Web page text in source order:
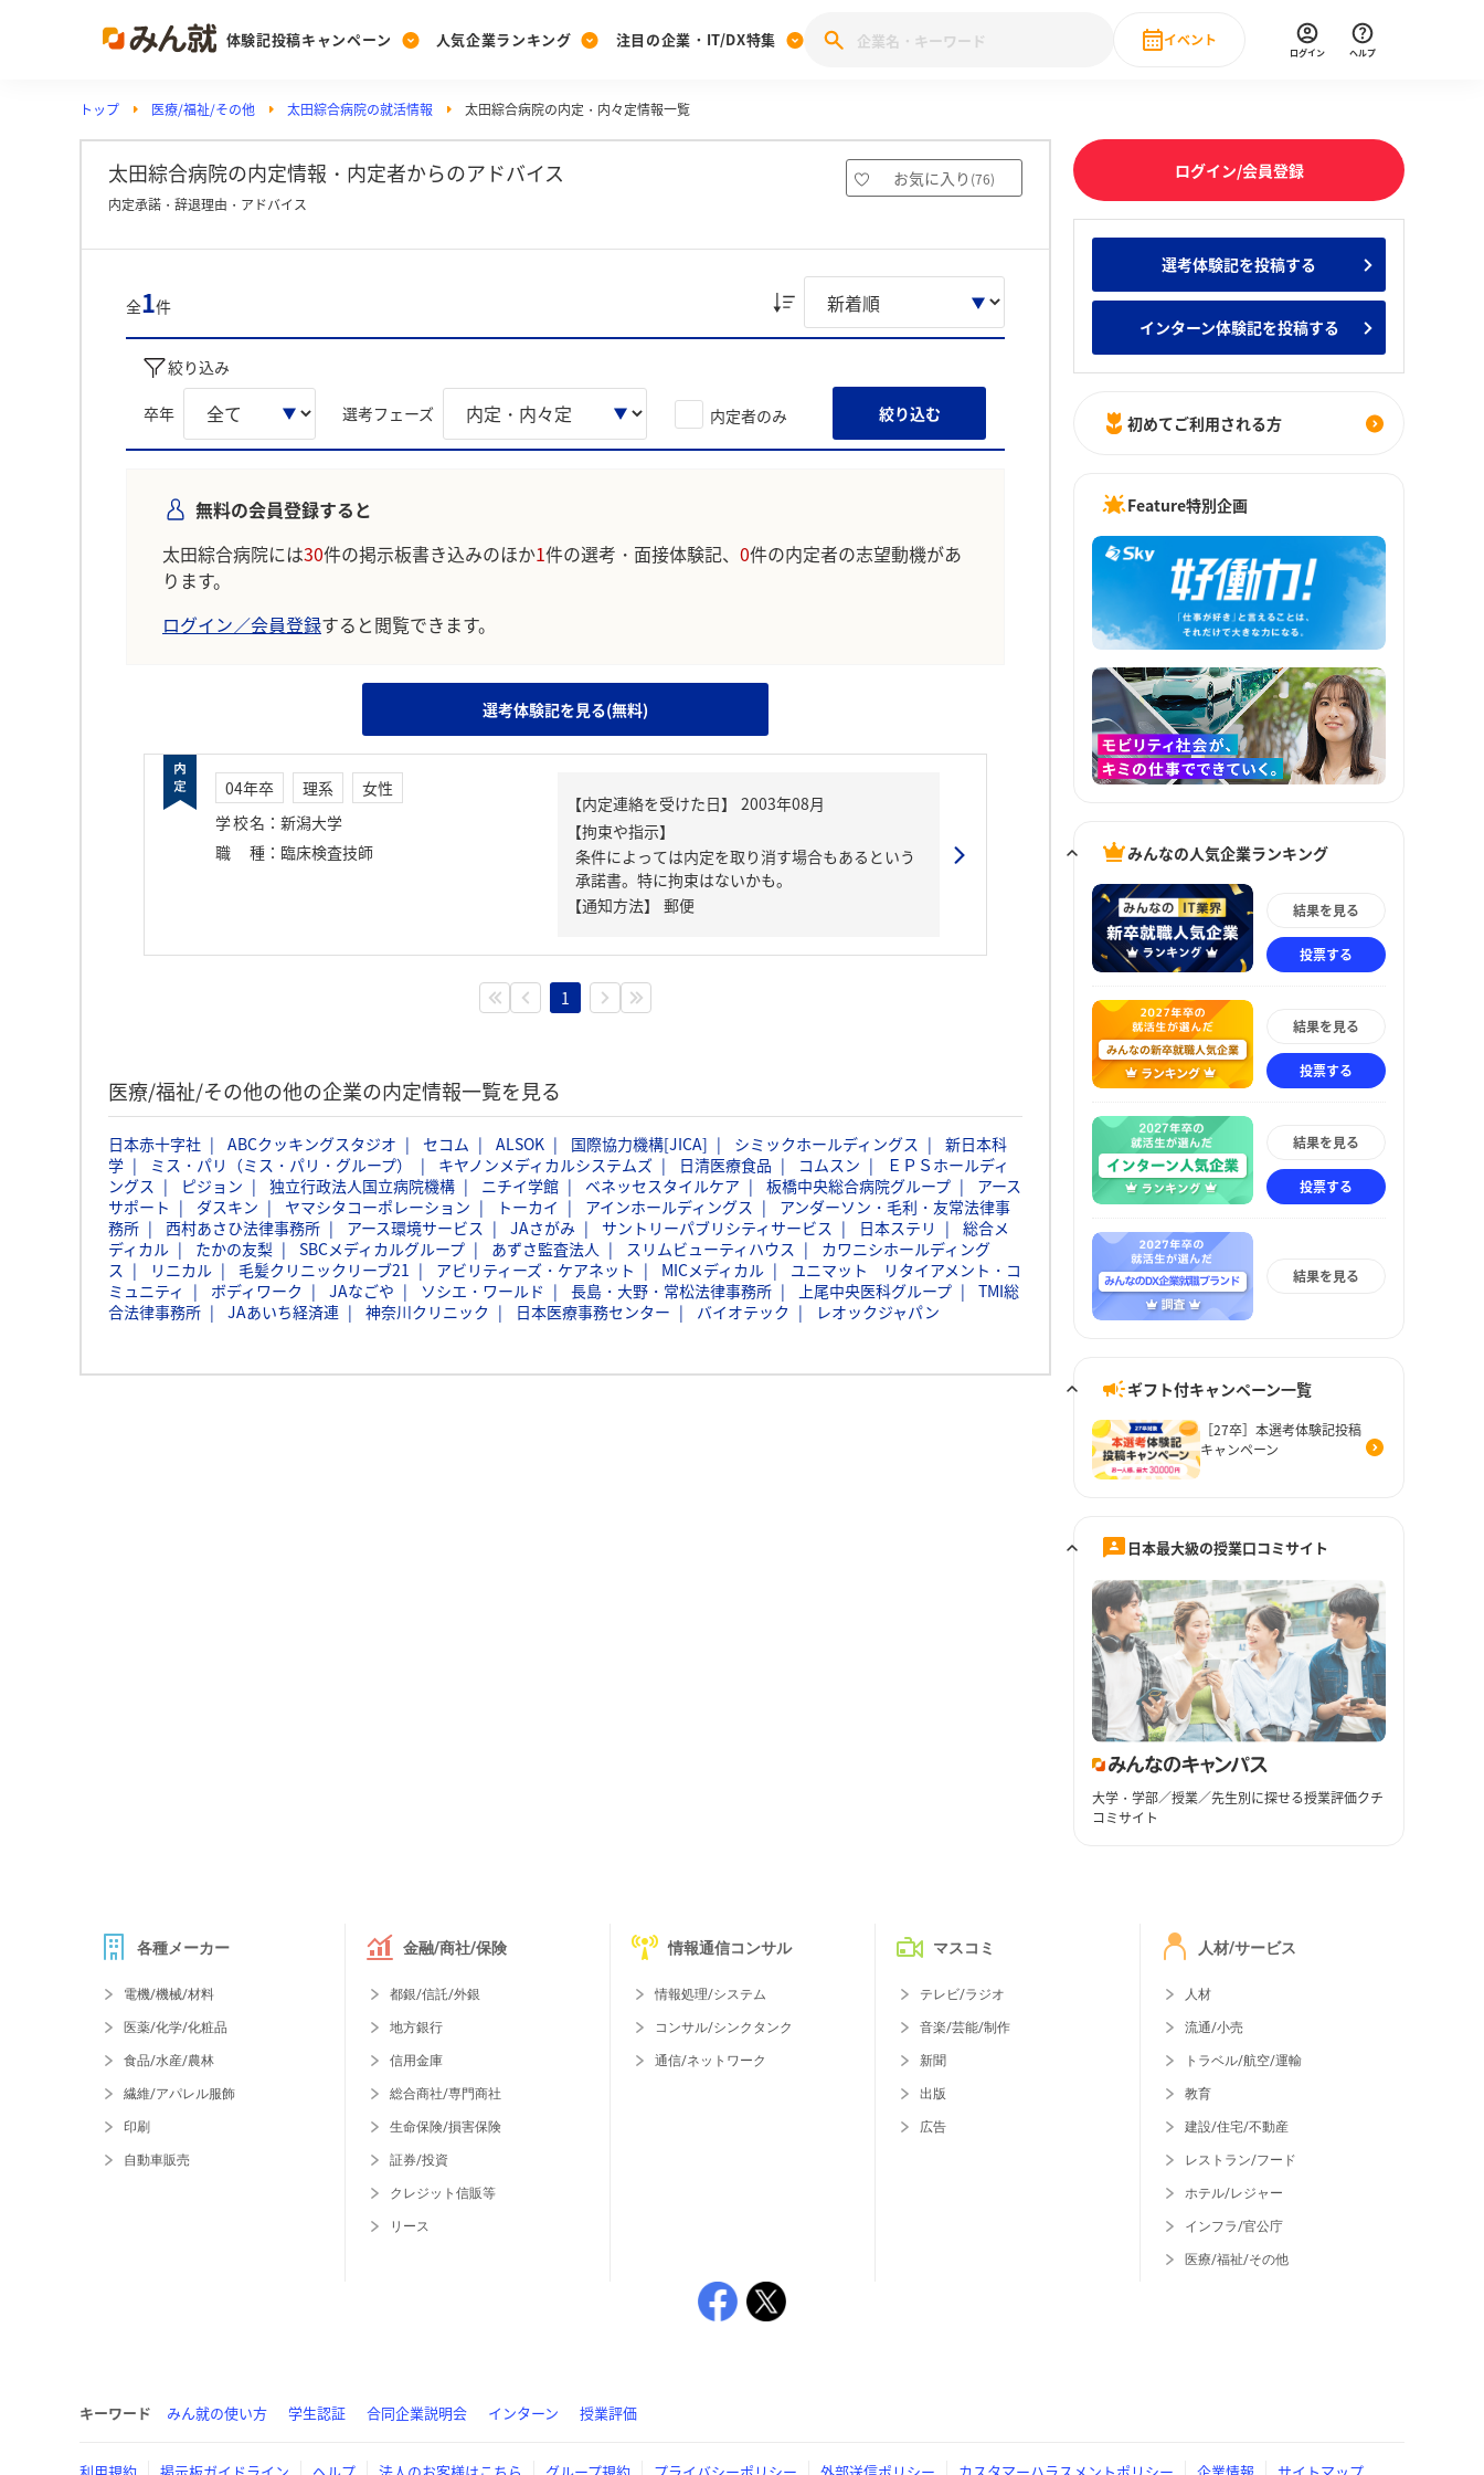
体験記投稿キャンペーン
Post
投稿する
[27卒] 本選考体験記投稿キャンペーン
人気企業ランキング
Ranking
ランキングを見る
Vote みんなの新卒就職人気企業ランキング みんなのインターン人気企業ランキ
注目の企業・IT/DX特集
PickUp
注目の企業特集
28卒 IT・DX現場社員インタビュー
イベント
直近のイベント一覧
ログイン ヘルプ
トップ 医療/福祉/その他 太田綜合病院の就活情報 太田綜合病院の内定・内々定情報一覧
太田綜合病院の内定情報・内定者からのアドバイス お気に入り (76)
内定承諾・辞退理由・アドバイス
全1件
絞り込み
卒年 選考フェーズ 内定者のみ 絞り込む
無料の会員登録すると
太田綜合病院には30件の掲示板書き込みのほか1件の選考・面接体験記、 0件の内定者の志望動機があ
ります。
ログイン／会員登録すると閲覧できます。
選考体験記を見る(無料)
04年卒 理系
女性
学校名 ： 新潟大学
職種 ： 臨床検査技師
【内定連絡を受けた日】
2003年08月
【拘束や指示】
条件によっては内定を取り消す場合もあるという
承諾書。特に拘束はないかも。
【通知方法】
郵便
1
医療/福祉/その他の他の企業の内定情報一覧を見る
日本赤十字社 ABCクッキングスタジオ セコム ALSOK 国際協力機構[JICA] シミックホールディングス
新日本科
学
ミス・パリ（ミス・パリ・グループ） キヤノンメディカルシステムズ 日清医療食品 コムスン
ＥＰＳホールディ
ングス
ピジョン 独立行政法人国立病院機構 ニチイ学館 ベネッセスタイルケア 板橋中央総合病院グループ
アース
サポート
ダスキン ヤマシタコーポレーション トーカイ アインホールディングス
アンダーソン・毛利・友常法律事
務所
西村あさひ法律事務所 アース環境サービス JAさがみ サントリーパブリシティサービス 日本ステリ
総合メ
ディカル
たかの友梨 SBCメディカルグループ あずさ監査法人 スリムビューティハウス
カワニシホールディング
ス
リニカル 毛髪クリニックリーブ21 アビリティーズ・ケアネット MICメディカル
ユニマット リタイアメント・コ
ミュニティ
ボディワーク JAなごや ソシエ・ワールド 長島・大野・常松法律事務所 上尾中央医科グループ
TMI総
合法律事務所
JAあいち経済連 神奈川クリニック 日本医療事務センター バイオテック レオックジャパン
ログイン/会員登録
選考体験記を投稿する
インターン体験記を投稿する
初めてご利用される方
Feature特別企画
みんなの人気企業ランキング
結果を見る
投票する
結果を見る
投票する
結果を見る
投票する
結果を見る
ギフト付キャンペーン一覧
［27卒］本選考体験記投稿
キャンペーン
日本最大級の授業口コミサイト
大学・学部／授業／先生別に探せる授業評価クチ
コミサイト
各種メーカー
電機/機械/材料
医薬/化学/化粧品
食品/水産/農林
繊維/アパレル服飾
印刷
自動車販売
金融/商社/保険
都銀/信託/外銀
地方銀行
信用金庫
総合商社/専門商社
生命保険/損害保険
証券/投資
クレジット信販等
リース
情報通信コンサル
情報処理/システム
コンサル/シンクタンク
通信/ネットワーク
マスコミ
テレビ/ラジオ
音楽/芸能/制作
新聞
出版
広告
人材/サービス
人材
流通/小売
トラベル/航空/運輸
教育
建設/住宅/不動産
レストラン/フード
ホテル/レジャー
インフラ/官公庁
医療/福祉/その他
キーワード みん就の使い方 学生認証 合同企業説明会 インターン 授業評価